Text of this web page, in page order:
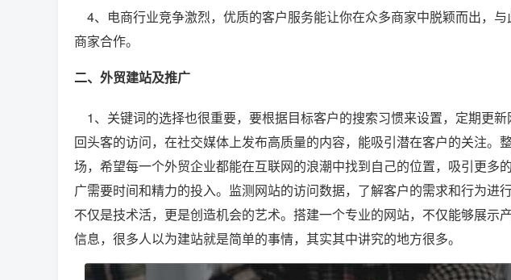
4、电商行业竞争激烈，优质的客户服务能让你在众多商家中脱颖而出，
商家合作。
二、外贸建站及推广
1、关键词的选择也很重要，要根据目标客户的搜索习惯来设置，定期更
回头客的访问，在社交媒体上发布高质量的内容，能吸引潜在客户的关注。
场，希望每一个外贸企业都能在互联网的浪潮中找到自己的位置，吸引更多
广需要时间和精力的投入。监测网站的访问数据，了解客户的需求和行为进
不仅是技术活，更是创造机会的艺术。搭建一个专业的网站，不仅能够展示
信息，很多人以为建站就是简单的事情，其实其中讲究的地方很多。